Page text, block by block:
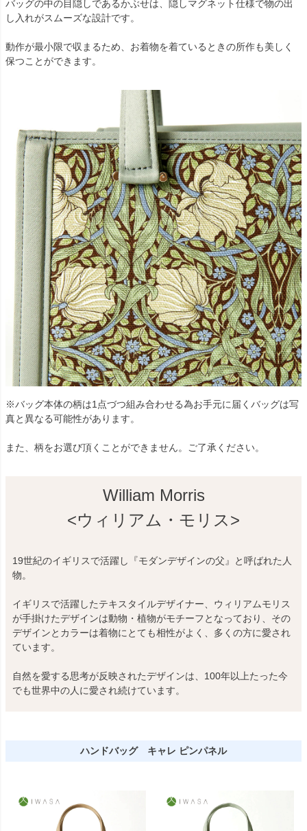
バッグの中の目隠しであるかぶせは、隠しマグネット仕様で物の出
し入れがスムーズな設計です。
動作が最小限で収まるため、お着物を着ているときの所作も美しく
保つことができます。
※バッグ本体の柄は1点づつ組み合わせる為お手元に届くバッグは写
真と異なる可能性があります。
また、柄をお選び頂くことができません。ご了承ください。
William Morris
<ウィリアム・モリス>
19世紀のイギリスで活躍し『モダンデザインの父』と呼ばれた人
物。
イギリスで活躍したテキスタイルデザイナー、ウィリアムモリス
が手掛けたデザインは動物・植物がモチーフとなっており、その
デザインとカラーは着物にとても相性がよく、多くの方に愛され
ています。
自然を愛する思考が反映されたデザインは、100年以上たった今
でも世界中の人に愛され続けています。
ハンドバッグ キャレ ピンパネル